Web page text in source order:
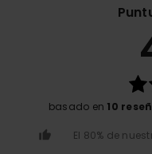
basado en 10
El 80% de